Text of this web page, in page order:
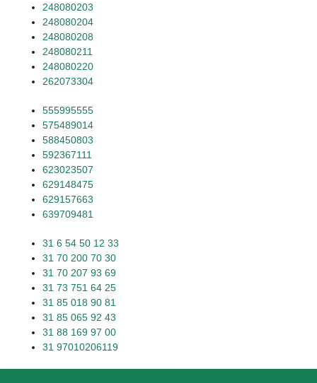
248080203
248080204
248080208
248080211
248080220
262073304
555995555
575489014
588450803
592367111
623023507
629148475
629157663
639709481
31 6 54 50 12 33
31 70 200 70 30
31 70 207 93 69
31 73 751 64 25
31 85 018 90 81
31 85 065 92 43
31 88 169 97 00
31 97010206119